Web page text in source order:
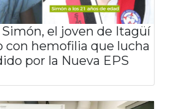
el joven de Itagüí
con hemofilia que lucha
por la Nueva EPS